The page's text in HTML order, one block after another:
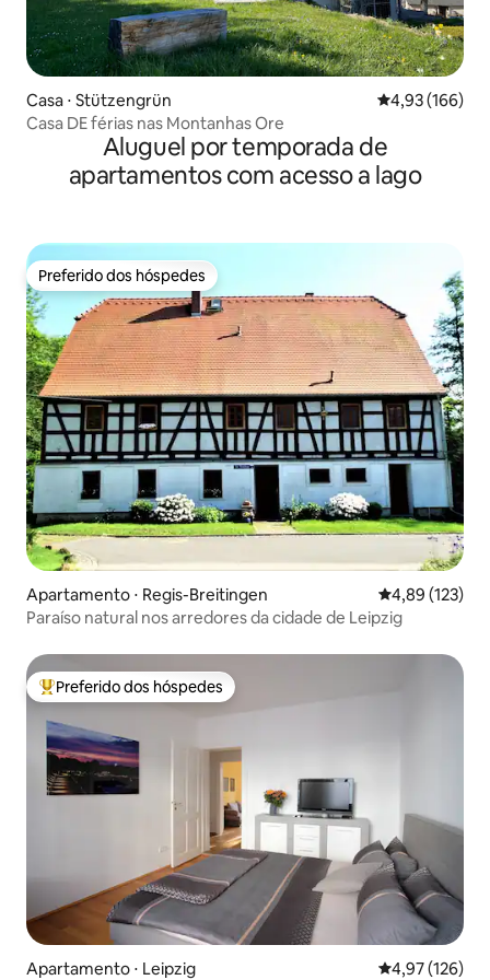
Casa ⋅ Stützengrün 4,93 de uma
4,93 (166)
Casa DE férias nas Montanhas Ore
Aluguel por temporada de
apartamentos com acesso a lago
Preferido dos hóspedes
Preferido dos hóspedes
Apartamento ⋅ Regis-Breitingen 4,89 de uma
4,89 (123)
Paraíso natural nos arredores da cidade de Leipzig
Entre os melhores preferidos dos hóspedes
Preferido dos hóspedes
Apartamento ⋅ Leipzig 4,97 de uma
4,97 (126)